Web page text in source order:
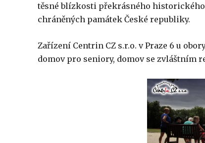
těsné blízkosti překrásného
chráněných památek České republiky.
Zařízení Centrin CZ s.r.o. v Praze 6 u
domov pro seniory, domov se zvláštním